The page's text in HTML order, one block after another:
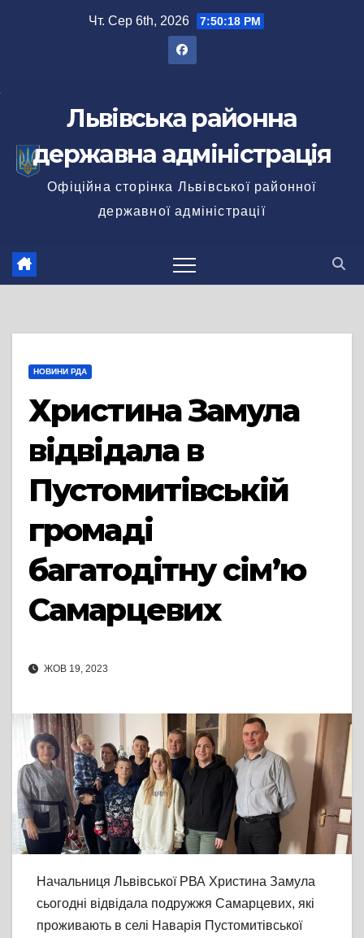
Чт. Сер 6th, 2026 7:50:18 PM
Львівська районна
державна адміністрація
Офіційна сторінка Львівської районної
державної адміністрації
НОВИНИ РДА
Христина Замула
відвідала в
Пустомитівській
громаді
багатодітну сім’ю
Самарцевих
ЖОВ 19, 2023
Начальниця Львівської РВА Христина Замула
сьогодні відвідала подружжя Самарцевих, які
проживають в селі Наварія Пустомитівської